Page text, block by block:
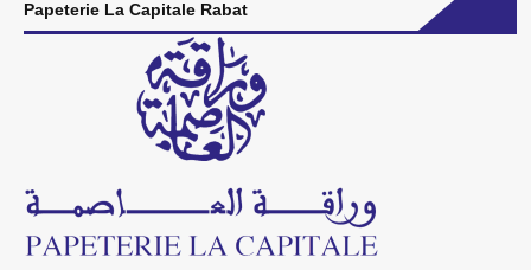
Papeterie La Capitale Rabat